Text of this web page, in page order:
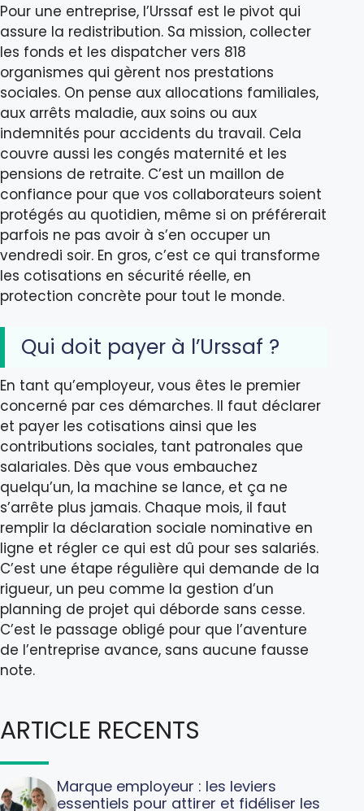
Pour une entreprise, l’Urssaf est le pivot qui
assure la redistribution. Sa mission, collecter
les fonds et les dispatcher vers 818
organismes qui gèrent nos prestations
sociales. On pense aux allocations familiales,
aux arrêts maladie, aux soins ou aux
indemnités pour accidents du travail. Cela
couvre aussi les congés maternité et les
pensions de retraite. C’est un maillon de
confiance pour que vos collaborateurs soient
protégés au quotidien, même si on préférerait
parfois ne pas avoir à s’en occuper un
vendredi soir. En gros, c’est ce qui transforme
les cotisations en sécurité réelle, en
protection concrète pour tout le monde.
Qui doit payer à l’Urssaf ?
En tant qu’employeur, vous êtes le premier
concerné par ces démarches. Il faut déclarer
et payer les cotisations ainsi que les
contributions sociales, tant patronales que
salariales. Dès que vous embauchez
quelqu’un, la machine se lance, et ça ne
s’arrête plus jamais. Chaque mois, il faut
remplir la déclaration sociale nominative en
ligne et régler ce qui est dû pour ses salariés.
C’est une étape régulière qui demande de la
rigueur, un peu comme la gestion d’un
planning de projet qui déborde sans cesse.
C’est le passage obligé pour que l’aventure
de l’entreprise avance, sans aucune fausse
note.
ARTICLE RECENTS
Marque employeur : les leviers
essentiels pour attirer et fidéliser les